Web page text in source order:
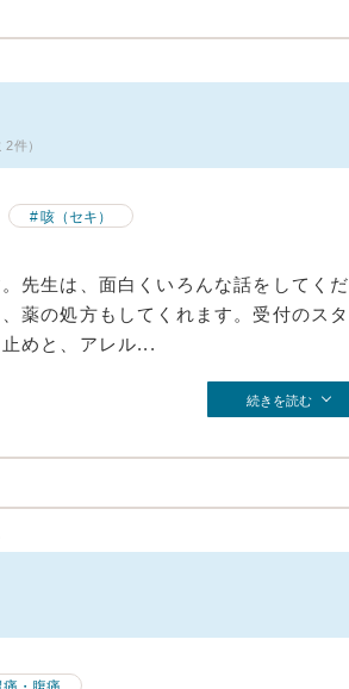
件）
咳（セキ）
先生は、面白くいろんな話をしてくだ
薬の処方もしてくれます。受付のスタ
めと、アレル...
続きを読む